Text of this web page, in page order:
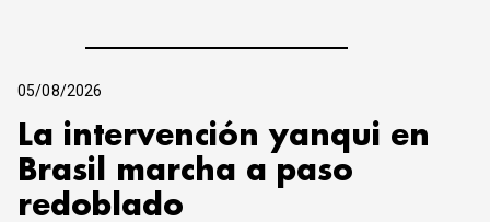
05/08/2026
La intervención yanqui en
Brasil marcha a paso
redoblado